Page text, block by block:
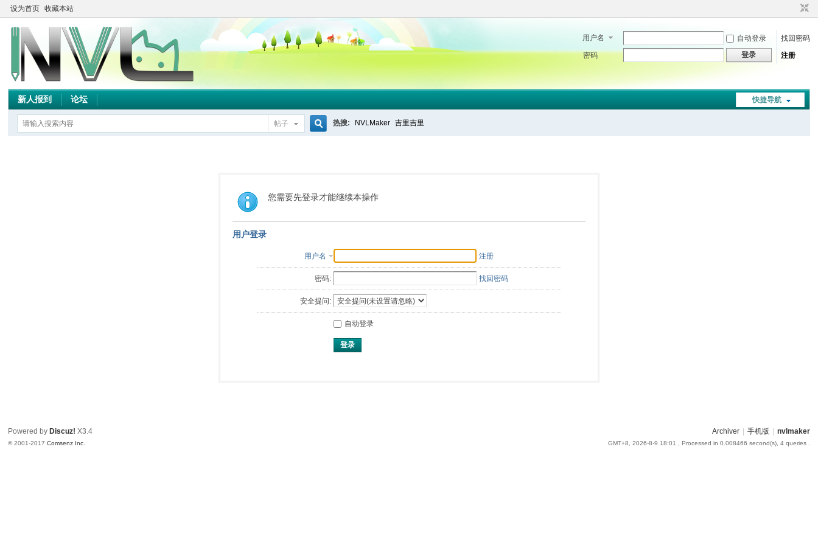
设为首页 收藏本站
用户名 自动登录
找回密码
密码
登录 注册
快捷导航
新人报到 论坛
帖子
索
热搜: NVLMaker 吉里吉里
您需要先登录才能继续本操作
用户登录
用户名 注册
密码: 找回密码
安全提问:
自动登录
登录
Archiver 手机版 nvlmaker
GMT+8, 2026-8-9 18:01 , Processed in 0.008466 second(s), 4 queries .
Powered by Discuz! X3.4
© 2001-2017Comsenz Inc.